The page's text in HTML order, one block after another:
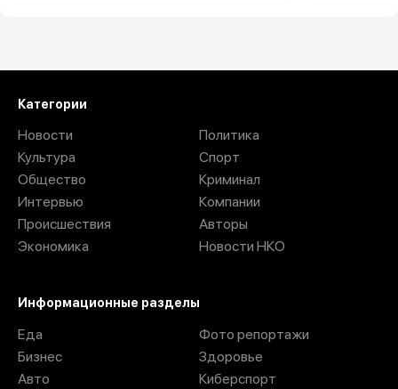
Категории
Новости
Культура
Общество
Интервью
Происшествия
Экономика
Политика
Спорт
Криминал
Компании
Авторы
Новости НКО
Информационные разделы
Еда
Бизнес
Авто
Фото репортажи
Здоровье
Киберспорт